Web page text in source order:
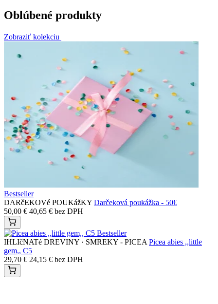
Oblúbené produkty
Zobraziť kolekciu
Bestseller
DARčEKOVé POUKážKY Darčeková poukážka - 50€
50,00 € 40,65 € bez DPH
Bestseller
IHLIčNATé DREVINY · SMREKY - PICEA Picea abies ,,little
gem,, C5
29,70 € 24,15 € bez DPH